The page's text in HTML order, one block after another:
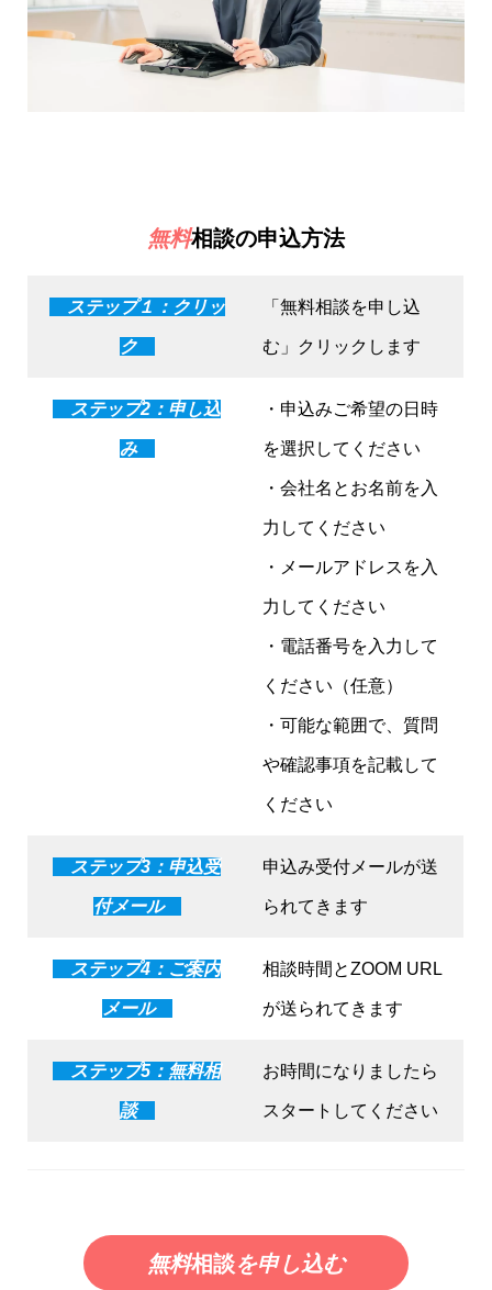
無料相談の申込方法
ステップ１：クリッ
ク
「無料相談を申し込
む」クリックします
ステップ2：申し込
み
・申込みご希望の日時
を選択してください
・会社名とお名前を入
力してください
・メールアドレスを入
力してください
・電話番号を入力して
ください（任意）
・可能な範囲で、質問
や確認事項を記載して
ください
ステップ3：申込受
付メール
申込み受付メールが送
られてきます
ステップ4：ご案内
メール
相談時間とZOOM URL
が送られてきます
ステップ5：無料相
談
お時間になりましたら
スタートしてください
無料相談を申し込む